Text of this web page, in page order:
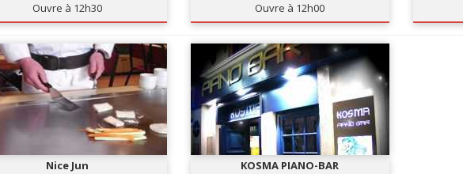
Ouvre à 12h30
Ouvre à 12h00
Nice Jun
KOSMA PIANO-BAR